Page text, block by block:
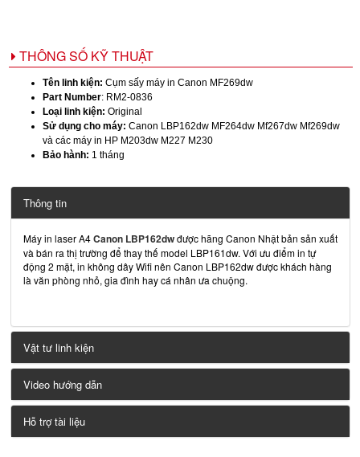
THÔNG SỐ KỸ THUẬT
Tên linh kiện: Cụm sấy máy in Canon MF269dw
Part Number: RM2-0836
Loại linh kiện: Original
Sử dụng cho máy: Canon LBP162dw MF264dw Mf267dw Mf269dw
và các máy in HP M203dw M227 M230
Bảo hành: 1 tháng
Thông tin
Máy in laser A4Canon LBP162dwđược hãng Canon Nhật bản sản xuất
và bán ra thị trường để thay thế model LBP161dw. Với ưu điểm in tự
động 2 mặt, in không dây Wifi nên Canon LBP162dw được khách hàng
là văn phòng nhỏ, gia đình hay cá nhân ưa chuộng.
Vật tư linh kiện
Video hướng dẫn
Hỗ trợ tài liệu